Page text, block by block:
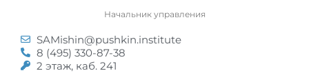
Начальник управления
SAMishin@pushkin.institute
8 (495) 330-87-38
2 этаж, каб. 241